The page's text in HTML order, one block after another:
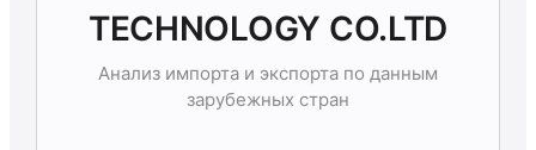
TECHNOLOGY CO.LTD
Анализ импорта и экспорта по данным
зарубежных стран